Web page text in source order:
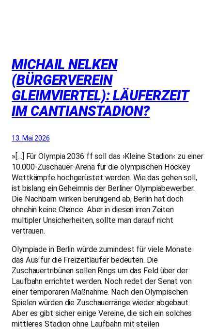
MICHAIL NELKEN
(BÜRGERVEREIN
GLEIMVIERTEL): LÄUFERZEIT
IM CANTIANSTADION?
13. Mai 2026
»[…] Für Olympia 2036 ff soll das ›Kleine Stadion‹ zu einer
10.000-Zuschauer-Arena für die olympischen Hockey
Wettkämpfe hochgerüstet werden. Wie das gehen soll,
ist bislang ein Geheimnis der Berliner Olympiabewerber.
Die Nachbarn winken beruhigend ab, Berlin hat doch
ohnehin keine Chance. Aber in diesen irren Zeiten
multipler Unsicherheiten, sollte man darauf nicht
vertrauen.
Olympiade in Berlin würde zumindest für viele Monate
das Aus für die Freizeitläufer bedeuten. Die
Zuschauertribünen sollen Rings um das Feld über der
Laufbahn errichtet werden. Noch redet der Senat von
einer temporären Maßnahme. Nach den Olympischen
Spielen würden die Zuschauerränge wieder abgebaut.
Aber es gibt sicher einige Vereine, die sich ein solches
mittleres Stadion ohne Laufbahn mit steilen